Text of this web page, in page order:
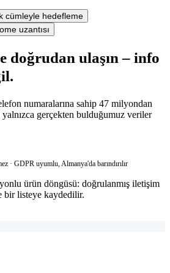
cümleyle hedefleme
uzantısı
doğrudan ulaşın – info
numaralarına sahip 47 milyondan
gerçekten bulduğumuz veriler
· GDPR uyumlu, Almanya'da barındırılır
ürün döngüsü: doğrulanmış iletişim
bir listeye kaydedilir.